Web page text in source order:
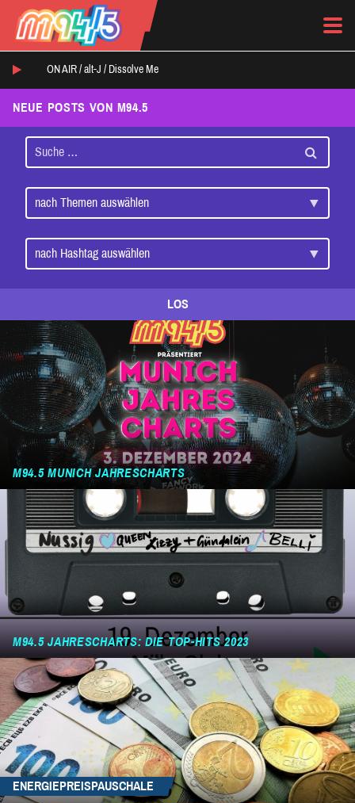
ON AIR / alt-J / Dissolve Me
NEUE POSTS VON M94.5
LOS
M94.5 MUNICH JAHRESCHARTS
M94.5 JAHRESCHARTS: DIE TOP-HITS 2023
ENERGIEPREISPAUSCHALE